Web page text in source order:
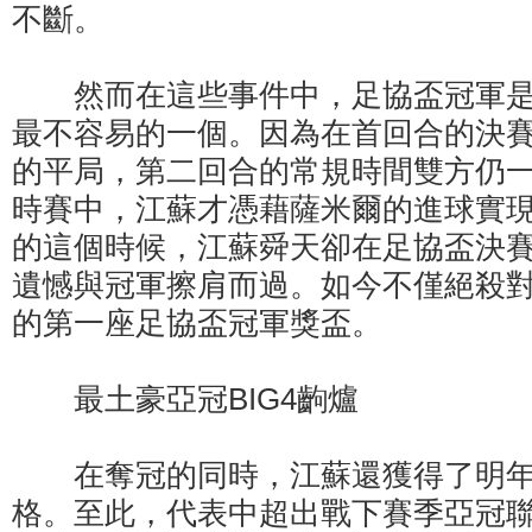
不斷。
然而在這些事件中，足協盃冠軍
最不容易的一個。因為在首回合的決
的平局，第二回合的常規時間雙方仍
時賽中，江蘇才憑藉薩米爾的進球實
的這個時候，江蘇舜天卻在足協盃決
遺憾與冠軍擦肩而過。如今不僅絕殺
的第一座足協盃冠軍獎盃。
最土豪亞冠BIG4齣爐
在奪冠的同時，江蘇還獲得了明
格。至此，代表中超出戰下賽季亞冠